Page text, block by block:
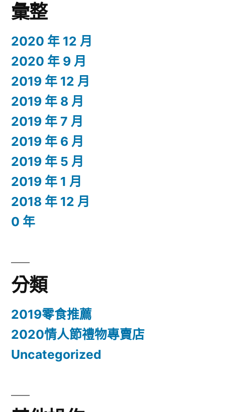
彙整
2020 年 12 月
2020 年 9 月
2019 年 12 月
2019 年 8 月
2019 年 7 月
2019 年 6 月
2019 年 5 月
2019 年 1 月
2018 年 12 月
0 年
分類
2019零食推薦
2020情人節禮物專賣店
Uncategorized